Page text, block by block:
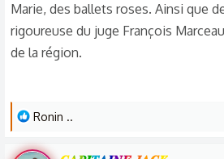
Marie, des ballets roses. Ainsi que
rigoureuse du juge François
de la région.
L
s
Ronin ..